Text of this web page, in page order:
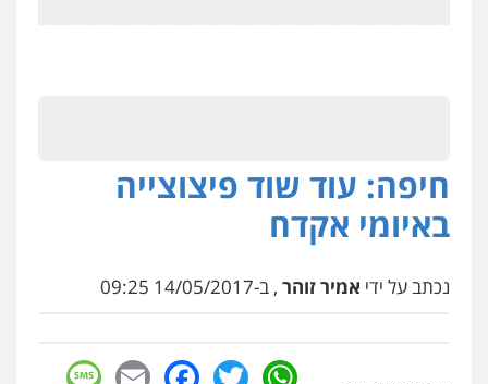
חיפה: עוד שוד פיצוצייה
באיומי אקדח
נכתב על ידי אמיר זוהר , ב-14/05/2017 09:25